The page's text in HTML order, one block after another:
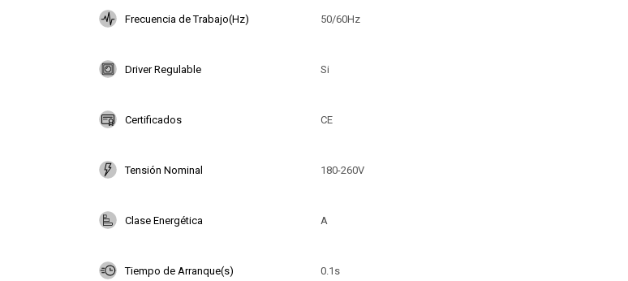
Frecuencia de Trabajo(Hz) 50/60Hz
Driver Regulable Si
Certificados CE
Tensión Nominal 180-260V
Clase Energética A
Tiempo de Arranque(s) 0.1s